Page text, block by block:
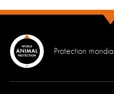
Protection